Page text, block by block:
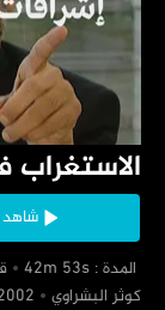
شاهد
‏ المدة : 42m 53s
‏كوثر البشراوي